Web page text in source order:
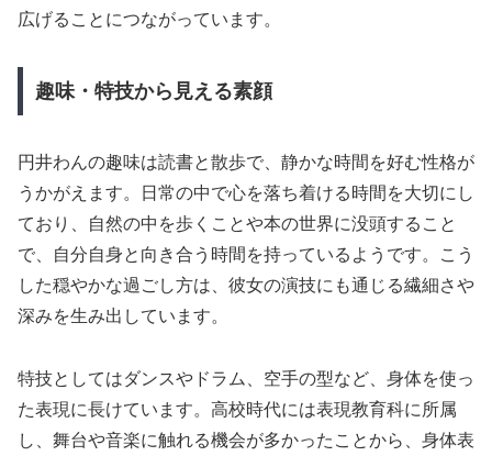
広げることにつながっています。
趣味・特技から見える素顔
円井わんの趣味は読書と散歩で、静かな時間を好む性格が
うかがえます。日常の中で心を落ち着ける時間を大切にし
ており、自然の中を歩くことや本の世界に没頭すること
で、自分自身と向き合う時間を持っているようです。こう
した穏やかな過ごし方は、彼女の演技にも通じる繊細さや
深みを生み出しています。
特技としてはダンスやドラム、空手の型など、身体を使っ
た表現に長けています。高校時代には表現教育科に所属
し、舞台や音楽に触れる機会が多かったことから、身体表